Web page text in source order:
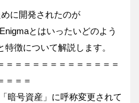
に開発されたのが
とはいったいどのよう
徴について解説します。
＝＝＝＝＝＝＝＝＝＝＝＝＝
＝＝＝
暗号資産」に呼称変更されて